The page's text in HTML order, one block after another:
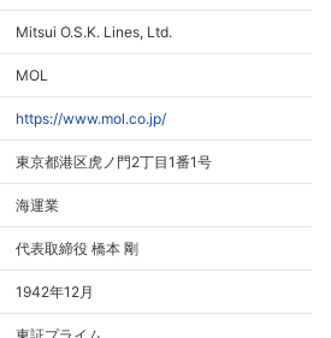
Mitsui O.S.K. Lines, Ltd.
MOL
https://www.mol.co.jp/
東京都港区虎ノ門2丁目1番1号
海運業
代表取締役 橋本 剛
1942年12月